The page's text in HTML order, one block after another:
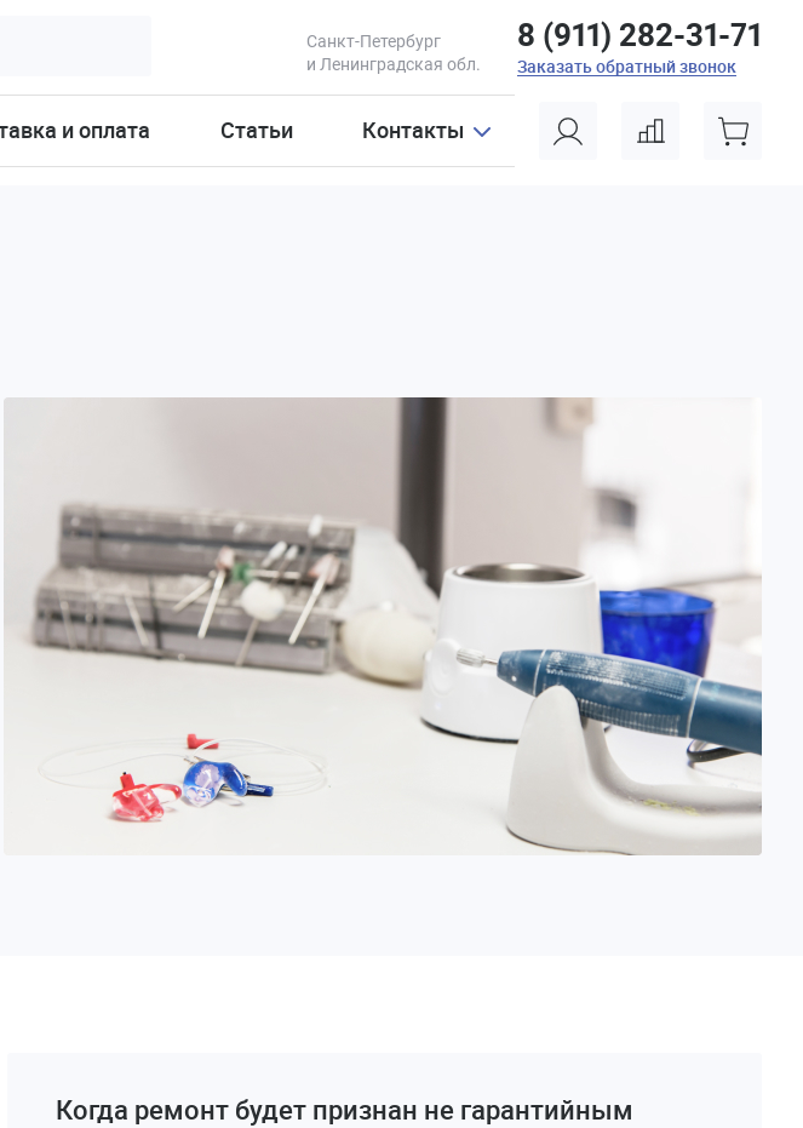
Санкт-Петербург
и Ленинградская обл.
8 (911) 282-31-71
Заказать обратный звонок
и оплата Статьи Контакты
Когда ремонт будет признан не гарантийным